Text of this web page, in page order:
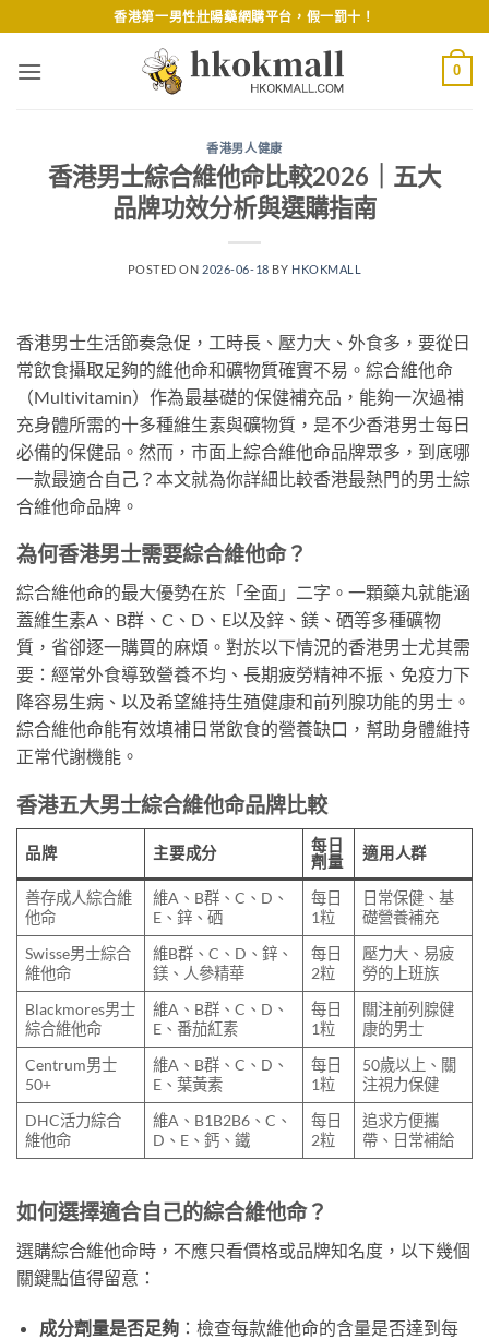
to
content
香港第一男性壯陽藥網購平台，假一罰十！
0
香港男人健康
香港男士綜合維他命比較2026｜五大
品牌功效分析與選購指南
POSTED ON 2026-06-18 BY HKOKMALL
香港男士生活節奏急促，工時長、壓力大、外食多，要從日
常飲食攝取足夠的維他命和礦物質確實不易。綜合維他命
（Multivitamin）作為最基礎的保健補充品，能夠一次過補
充身體所需的十多種維生素與礦物質，是不少香港男士每日
必備的保健品。然而，市面上綜合維他命品牌眾多，到底哪
一款最適合自己？本文就為你詳細比較香港最熱門的男士綜
合維他命品牌。
為何香港男士需要綜合維他命？
綜合維他命的最大優勢在於「全面」二字。一顆藥丸就能涵
蓋維生素A、B群、C、D、E以及鋅、鎂、硒等多種礦物
質，省卻逐一購買的麻煩。對於以下情況的香港男士尤其需
要：經常外食導致營養不均、長期疲勞精神不振、免疫力下
降容易生病、以及希望維持生殖健康和前列腺功能的男士。
綜合維他命能有效填補日常飲食的營養缺口，幫助身體維持
正常代謝機能。
香港五大男士綜合維他命品牌比較
品牌 主要成分
每日
劑量
適用人群
善存成人綜合維
他命
維A、B群、C、D、
E、鋅、硒
每日
1粒
日常保健、基
礎營養補充
Swisse男士綜合
維他命
維B群、C、D、鋅、
鎂、人參精華
每日
2粒
壓力大、易疲
勞的上班族
Blackmores男士
綜合維他命
維A、B群、C、D、
E、番茄紅素
每日
1粒
關注前列腺健
康的男士
Centrum男士
50+
維A、B群、C、D、
E、葉黃素
每日
1粒
50歲以上、關
注視力保健
DHC活力綜合
維他命
維A、B1B2B6、C、
D、E、鈣、鐵
每日
2粒
追求方便攜
帶、日常補給
如何選擇適合自己的綜合維他命？
選購綜合維他命時，不應只看價格或品牌知名度，以下幾個
關鍵點值得留意：
成分劑量是否足夠：檢查每款維他命的含量是否達到每